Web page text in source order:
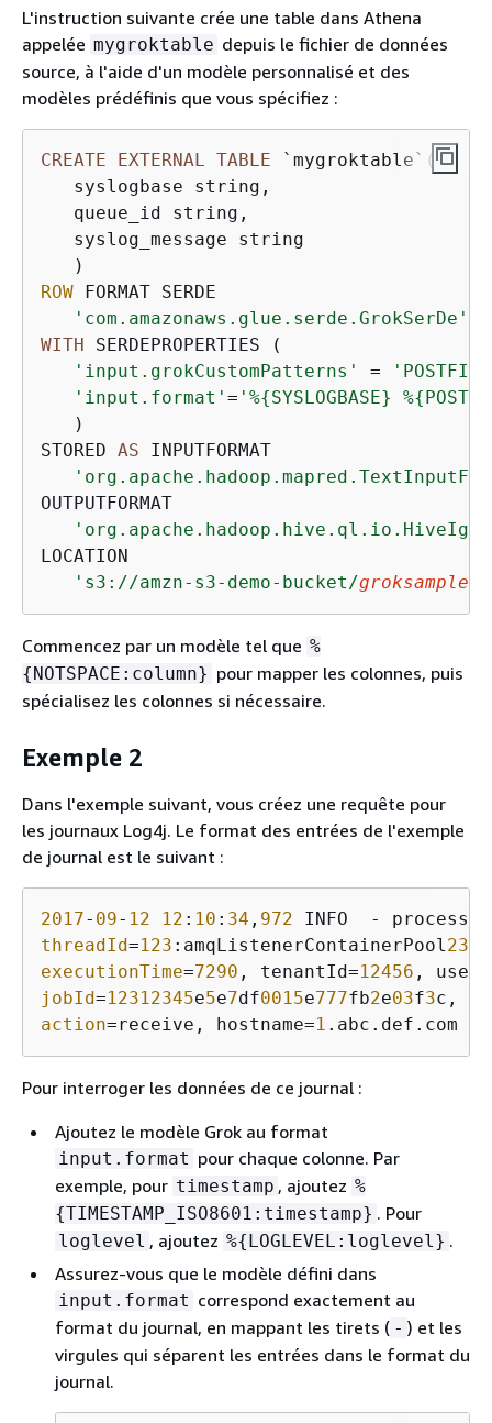
L'instruction suivante crée une table dans Athena
appelée mygroktable depuis le fichier de données
source, à l'aide d'un modèle personnalisé et des
modèles prédéfinis que vous spécifiez :
CREATE EXTERNAL TABLE `mygroktable`(
   syslogbase string,
   queue_id string,
   syslog_message string
ROW FORMAT SERDE
'com.amazonaws.glue.serde.GrokSerDe'
WITH SERDEPROPERTIES (
'input.grokCustomPatterns'
=
'input.format' = '%{SYSLOGBASE} %{
   )
STORED AS INPUTFORMAT
OUTPUTFORMAT
LOCATION
's3://amzn-s3-demo-bucket/groksample
Commencez par un modèle tel que %
{NOTSPACE:column} pour mapper les colonnes, puis
spécialisez les colonnes si nécessaire.
Exemple 2
Dans l'exemple suivant, vous créez une requête pour
les journaux Log4j. Le format des entrées de l'exemple
de journal est le suivant :
2017- 09- 12 12 : 10 : 34 , 972 INFO  -
threadId=123 :amqListenerContainerPool 23
executionTime=7290 , tenantId=12456 ,
jobId=12312345e5e7df0015e777fb2e03f3
action=receive, hostname=1 .abc.def.com
Pour interroger les données de ce journal :
Ajoutez le modèle Grok au format
input.format pour chaque colonne. Par
exemple, pour timestamp , ajoutez %
{TIMESTAMP_ISO8601:timestamp} . Pour
loglevel , ajoutez %{LOGLEVEL:loglevel} .
Assurez-vous que le modèle défini dans
input.format correspond exactement au
format du journal, en mappant les tirets ( - ) et les
virgules qui séparent les entrées dans le format du
journal.